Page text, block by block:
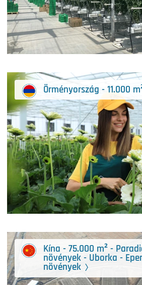
Örményország - 11.000
Kína - 75.000 m² -
növények - Uborka -
növények